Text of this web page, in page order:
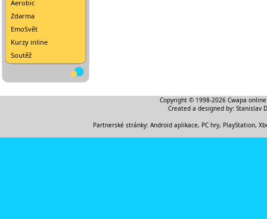
Aerobic
Zdarma
EmoSvět
Kurzy inline
Soutěž
Copyright © 1998-2026 Cwapa
Created a designed by: Stanislav
Partnerské stránky: Android aplikace, PC hry, PlayStation,